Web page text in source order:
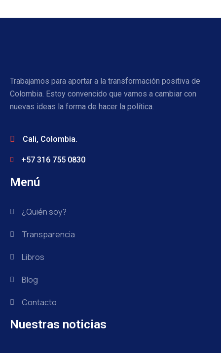
Trabajamos para aportar a la transformación positiva de
Colombia. Estoy convencido que vamos a cambiar con
nuevas ideas la forma de hacer la política.
Cali, Colombia.
+57 316 755 0830
Menú
¿Quién soy?
Transparencia
Libros
Blog
Contacto
Nuestras noticias